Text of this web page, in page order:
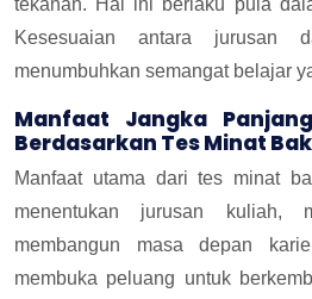
Kesesuaian antara jurusan
menumbuhkan semangat belajar
Manfaat Jangka
Berdasarkan Tes Minat
Manfaat utama dari tes minat
menentukan jurusan kuliah,
membangun masa depan
membuka peluang untuk